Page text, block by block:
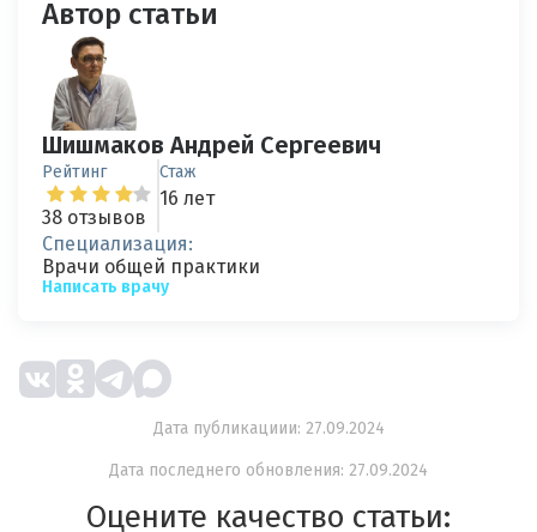
Автор статьи
Шишмаков Андрей Сергеевич
Рейтинг
38 отзывов
Стаж
16 лет
Специализация:
Врачи общей практики
Написать врачу
Дата публикациии: 27.09.2024
Дата последнего обновления: 27.09.2024
Оцените качество статьи: